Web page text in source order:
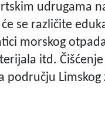
udrugama
se različite
morskog
itd.
području Limskog